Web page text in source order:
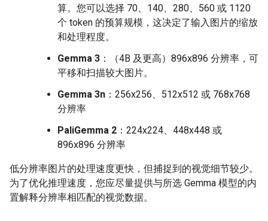
算。您可以选择 70、140、280、560 或 1120
个 token 的预算规模，这决定了输入图片的缩放
和处理程度。
Gemma 3 ：（4B 及更高）896x896 分辨率，可
平移和扫描较大图片。
Gemma 3n ：256x256、512x512 或 768x768
分辨率
PaliGemma 2 ：224x224、448x448 或
896x896 分辨率
低分辨率图片的处理速度更快，但捕捉到的视觉细节较少。
为了优化推理速度，您应尽量提供与所选 Gemma 模型的内
置解释分辨率相匹配的视觉数据。